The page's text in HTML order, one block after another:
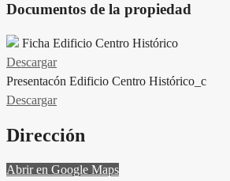
Documentos de la propiedad
Ficha Edificio Centro Histórico
Descargar
Presentacón Edificio Centro Histórico_c
Descargar
Dirección
Abrir en Google Maps